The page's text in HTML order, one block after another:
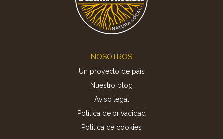
NOSOTROS
Un proyecto de país
Nuestro blog
Aviso legal
Política de privacidad
Politica de cookies